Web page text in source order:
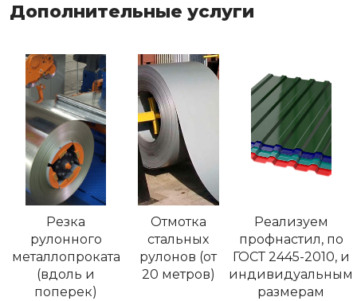
Дополнительные услуги
Резка
рулонного
металлопроката
(вдоль и
поперек)
Отмотка
стальных
рулонов (от
20 метров)
Реализуем
профнастил, по
ГОСТ 2445-2010, и
индивидуальным
размерам